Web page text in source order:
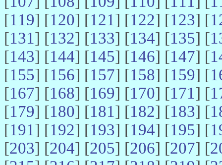
[119] [120] [121] [122] [123] [
[131] [132] [133] [134] [135] [
[143] [144] [145] [146] [147] [
[155] [156] [157] [158] [159] [
[167] [168] [169] [170] [171] [
[179] [180] [181] [182] [183] [
[191] [192] [193] [194] [195] [
[203] [204] [205] [206] [207] [